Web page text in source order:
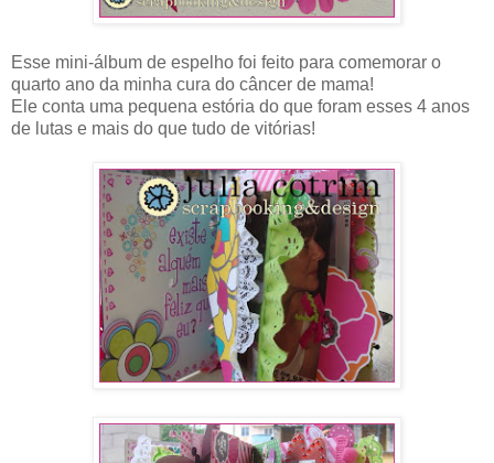
Esse mini-álbum de espelho foi feito para comemorar o
quarto ano da minha cura do câncer de mama!
Ele conta uma pequena estória do que foram esses 4 anos
de lutas e mais do que tudo de vitórias!